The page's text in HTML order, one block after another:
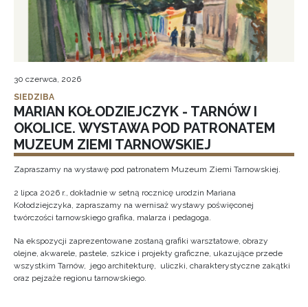
30 czerwca, 2026
SIEDZIBA
MARIAN KOŁODZIEJCZYK - TARNÓW I
OKOLICE. WYSTAWA POD PATRONATEM
MUZEUM ZIEMI TARNOWSKIEJ
Zapraszamy na wystawę pod patronatem Muzeum Ziemi Tarnowskiej.
2 lipca 2026 r., dokładnie w setną rocznicę urodzin Mariana
Kołodziejczyka, zapraszamy na wernisaż wystawy poświęconej
twórczości tarnowskiego grafika, malarza i pedagoga.
Na ekspozycji zaprezentowane zostaną grafiki warsztatowe, obrazy
olejne, akwarele, pastele, szkice i projekty graficzne, ukazujące przede
wszystkim Tarnów, jego architekturę, uliczki, charakterystyczne zakątki
oraz pejzaże regionu tarnowskiego.